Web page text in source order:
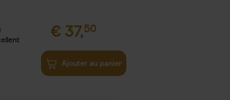
€ 37,50
Ajouter au panier